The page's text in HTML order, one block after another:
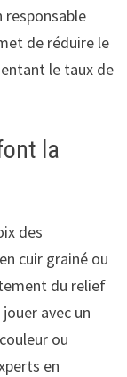
de réduire le
le taux de
la
des
cuir grainé ou
du relief
avec un
ou
en